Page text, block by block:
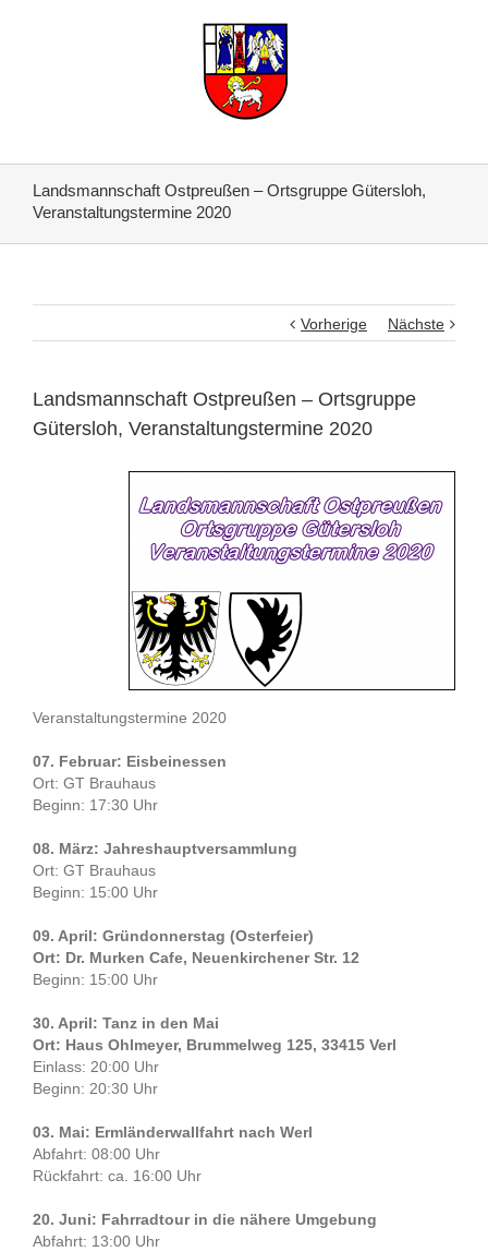
Landsmannschaft Ostpreußen – Ortsgruppe Gütersloh,
Veranstaltungstermine 2020
Vorherige Nächste
Landsmannschaft Ostpreußen – Ortsgruppe
Gütersloh, Veranstaltungstermine 2020
Veranstaltungstermine 2020
07. Februar: Eisbeinessen
Ort: GT Brauhaus
Beginn: 17:30 Uhr
08. März: Jahreshauptversammlung
Ort: GT Brauhaus
Beginn: 15:00 Uhr
09. April: Gründonnerstag (Osterfeier)
Ort: Dr. Murken Cafe, Neuenkirchener Str. 12
Beginn: 15:00 Uhr
30. April: Tanz in den Mai
Ort: Haus Ohlmeyer, Brummelweg 125, 33415 Verl
Einlass: 20:00 Uhr
Beginn: 20:30 Uhr
03. Mai: Ermländerwallfahrt nach Werl
Abfahrt: 08:00 Uhr
Rückfahrt: ca. 16:00 Uhr
20. Juni: Fahrradtour in die nähere Umgebung
Abfahrt: 13:00 Uhr